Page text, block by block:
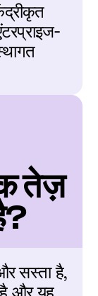
तेज़
सस्ता है,
और यह